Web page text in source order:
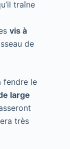
traîne
vis à
de
fendre le
large
très